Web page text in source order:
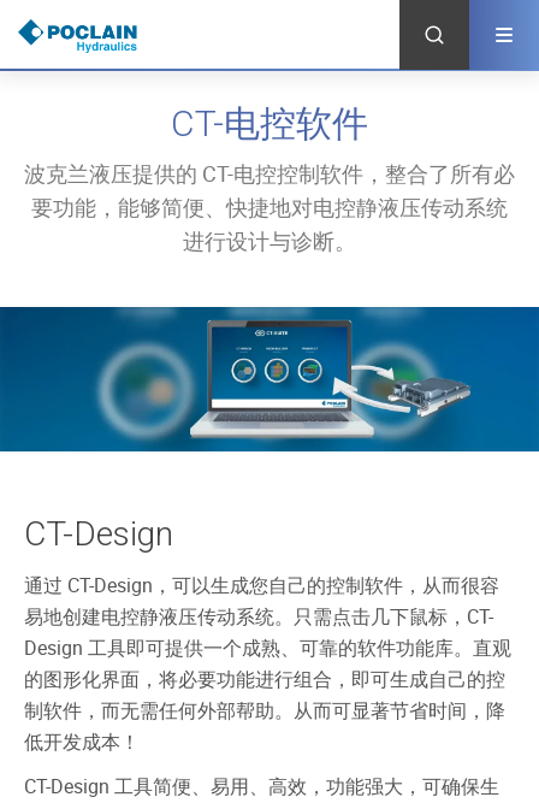
转
主
CT-电控软件
波克兰液压提供的 CT-电控控制软件，整合了所有必
要功能，能够简便、快捷地对电控静液压传动系统
进行设计与诊断。
CT-Design
通过 CT-Design，可以生成您自己的控制软件，从而很容
易地创建电控静液压传动系统。只需点击几下鼠标，CT-
Design 工具即可提供一个成熟、可靠的软件功能库。直观
的图形化界面，将必要功能进行组合，即可生成自己的控
制软件，而无需任何外部帮助。从而可显著节省时间，降
低开发成本！
CT-Design 工具简便、易用、高效，功能强大，可确保生